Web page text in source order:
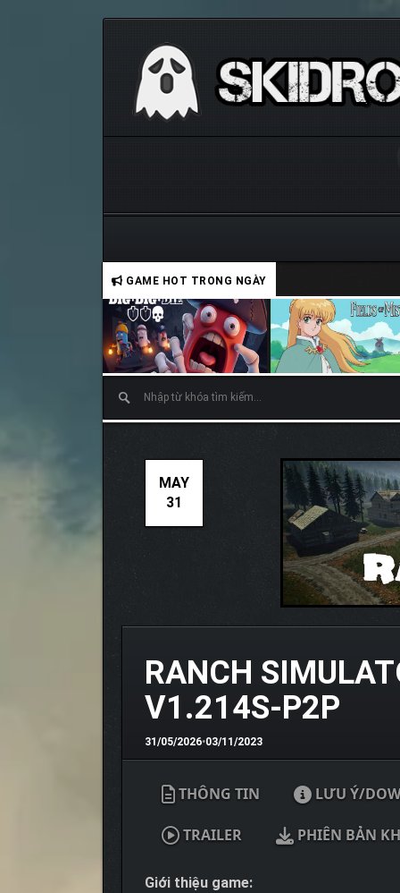
GAME HOT TRONG NGÀY
MAY
31
RANCH
V1.214S-P2P
31/05/2026•03/11/2023
THÔNG TIN LƯU Ý/
TRAILER PHIÊN BẢN
Giới thiệu game: